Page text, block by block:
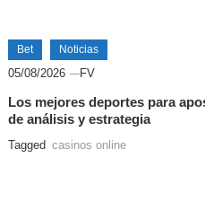
Bet Noticias
05/08/2026 FV
Los mejores deportes para
de análisis y estrategia
Tagged casinos online